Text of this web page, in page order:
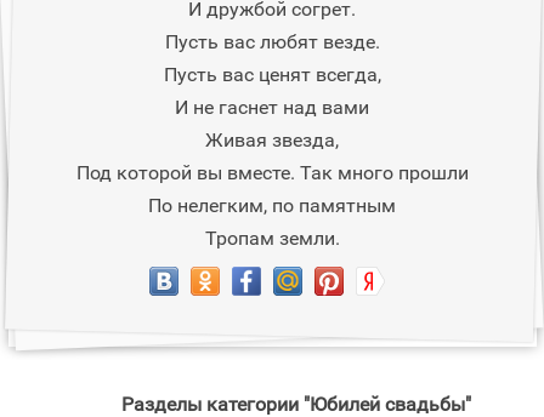
И дружбой согрет.
Пусть вас любят везде.
Пусть вас ценят всегда,
И не гаснет над вами
Живая звезда,
Под которой вы вместе. Так много прошли
По нелегким, по памятным
Тропам земли.
Разделы категории "Юбилей свадьбы"